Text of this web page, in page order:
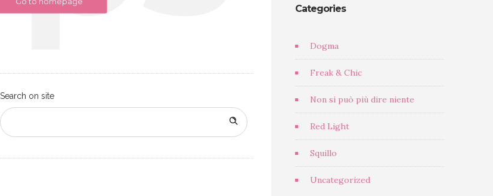
Search on site
Categories
Dogma
Freak & Chic
Non si può più dire niente
Red Light
Squillo
Uncategorized